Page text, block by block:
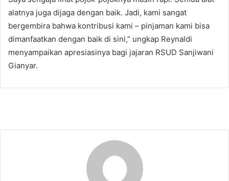
alatnya juga dijaga dengan baik. Jadi, kami sangat
bergembira bahwa kontribusi kami – pinjaman kami bisa
dimanfaatkan dengan baik di sini,” ungkap Reynaldi
menyampaikan apresiasinya bagi jajaran RSUD Sanjiwani
Gianyar.